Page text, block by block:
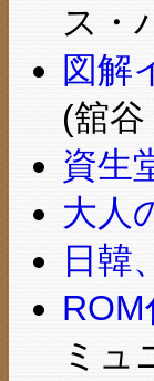
ス・
図解
(舘
資生
大人
日韓
ミュ